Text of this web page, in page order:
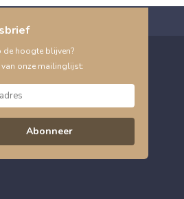
hoogte blijven?
onze mailinglijst:
Abonneer